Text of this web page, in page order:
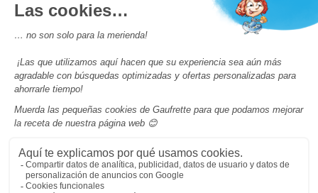
Semana Santa (17)
Campings de 4 estrellas en Francia
Los camping con piscinas en Francia
Camping Barcelona
Camping Murcia
Camping Costa Brava
Camping Costa daurada
Pass camping
Preguntas más frecuentes
Aviso legal